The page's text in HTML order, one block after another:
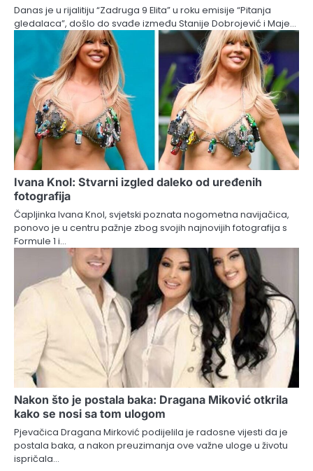
Danas je u rijalitiju “Zadruga 9 Elita” u roku emisije “Pitanja
gledalaca”, došlo do svađe između Stanije Dobrojević i Maje…
Ivana Knol: Stvarni izgled daleko od uređenih
fotografija
Čapljinka Ivana Knol, svjetski poznata nogometna navijačica,
ponovo je u centru pažnje zbog svojih najnovijih fotografija s
Formule 1 i…
Nakon što je postala baka: Dragana Miković otkrila
kako se nosi sa tom ulogom
Pjevačica Dragana Mirković podijelila je radosne vijesti da je
postala baka, a nakon preuzimanja ove važne uloge u životu
ispričala…